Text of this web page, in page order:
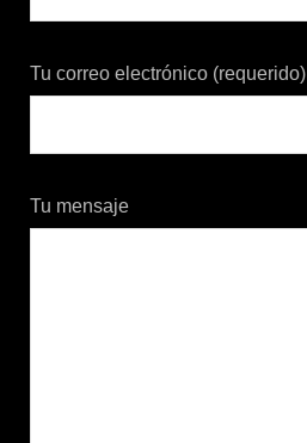
Tu correo electrónico (requerido)
Tu mensaje